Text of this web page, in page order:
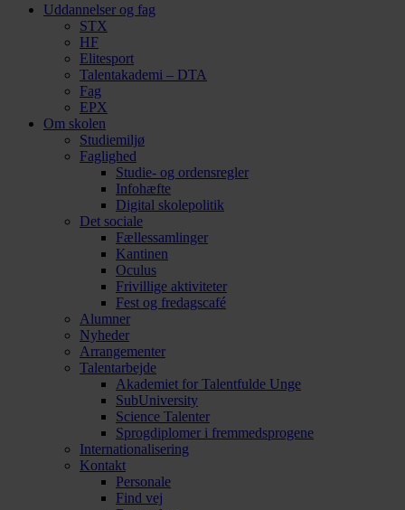
Uddannelser og fag
STX
HF
Elitesport
Talentakademi – DTA
Fag
EPX
Om skolen
Studiemiljø
Faglighed
Studie- og ordensregler
Infohæfte
Digital skolepolitik
Det sociale
Fællessamlinger
Kantinen
Oculus
Frivillige aktiviteter
Fest og fredagscafé
Alumner
Nyheder
Arrangementer
Talentarbejde
Akademiet for Talentfulde Unge
SubUniversity
Science Talenter
Sprogdiplomer i fremmedsprogene
Internationalisering
Kontakt
Personale
Find vej